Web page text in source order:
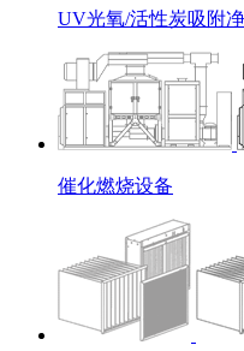
UV光氧/活性炭吸附
催化燃烧设备